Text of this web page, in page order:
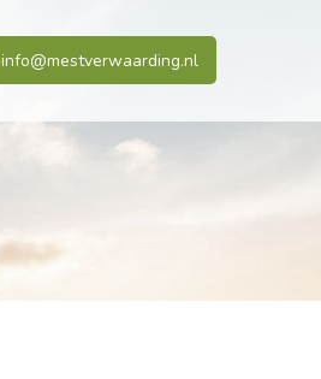
info@mestverwaarding.nl